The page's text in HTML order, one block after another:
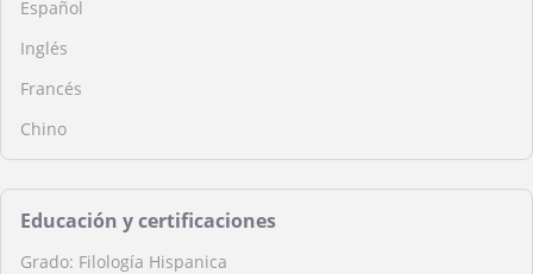
Español
Inglés
Francés
Chino
Educación y certificaciones
Grado: Filología Hispanica